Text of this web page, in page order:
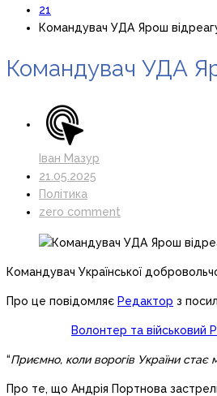
21
Командувач УДА Ярош
Командувач УДА
Іван Мазур
21.05.2025
Політика
zero comment
Командувач Української
Про це повідомляє Редактор з
Волонтер та військовий
“Приємно, коли ворогів України
Про те, що Андрія Портнова